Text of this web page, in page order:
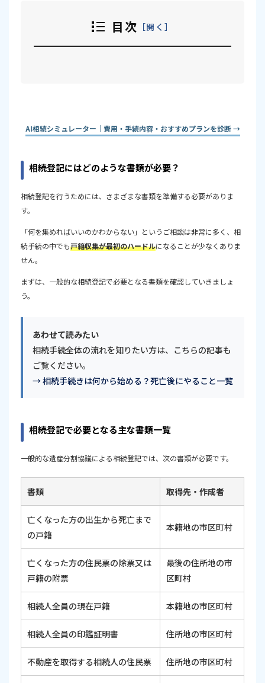
目次 開く
戸籍のサンプル
遺言書がある場合
法定相続どおりに登記する場合
2024年から戸籍の広域交付制度が始まった
書類収集が難しい場合は専門家への相談も検討しましょ
AI相続シミュレーター｜費用・手続内容・おすすめプランを診断 →
相続登記にはどのような書類が必要？
相続登記を行うためには、さまざまな書類を準備する必要がありま
す。
「何を集めればいいのかわからない」というご相談は非常に多く、相
続手続の中でも戸籍収集が最初のハードルになることが少なくありま
せん。
まずは、一般的な相続登記で必要となる書類を確認していきましょ
う。
あわせて読みたい
相続手続全体の流れを知りたい方は、こちらの記事も
ご覧ください。
→ 相続手続きは何から始める？死亡後にやること一覧
相続登記で必要となる主な書類一覧
一般的な遺産分割協議による相続登記では、次の書類が必要です。
書類 取得先・作成者
亡くなった方の出生から死亡まで
の戸籍
本籍地の市区町村
亡くなった方の住民票の除票又は
戸籍の附票
最後の住所地の市
区町村
相続人全員の現在戸籍 本籍地の市区町村
相続人全員の印鑑証明書 住所地の市区町村
不動産を取得する相続人の住民票 住所地の市区町村